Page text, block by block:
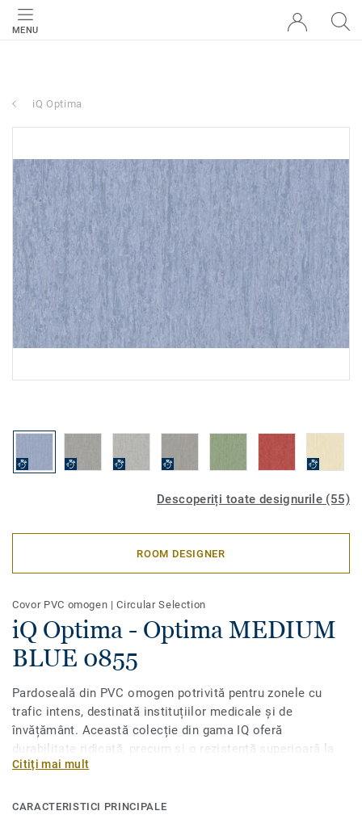
MENU
iQ Optima
Descoperiți toate designurile (55)
ROOM DESIGNER
Covor PVC omogen |Circular Selection
iQ Optima - Optima MEDIUM
BLUE 0855
Pardoseală din PVC omogen potrivită pentru zonele cu
trafic intens, destinată instituțiilor medicale și de
învățământ. Această colecție din gama IQ oferă
durabilitate ridicată, precum și o rezistență superioară la
uzură, la pete și la abraziune, pentru zonele cu trafic intens,
nevoie de lustruire sau de ceruire, o simplă curățare uscată
Citiți mai mult
CARACTERISTICI PRINCIPALE